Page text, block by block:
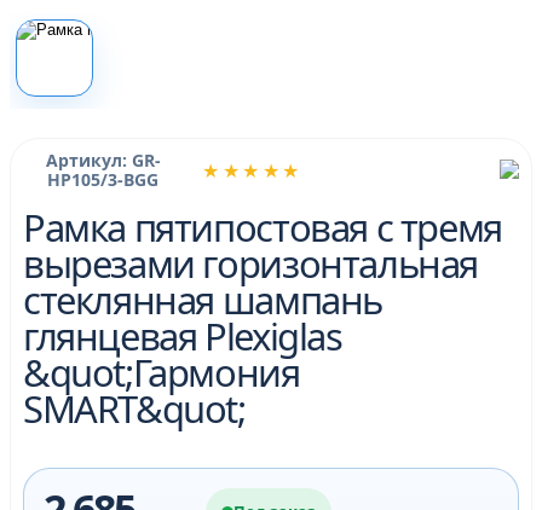
★★★★★
Артикул: GR-
HP105/3-BGG
Рамка пятипостовая с тремя
вырезами горизонтальная
стеклянная шампань
глянцевая Plexiglas
&quot;Гармония
SMART&quot;